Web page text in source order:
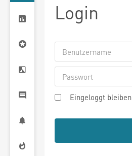
Login
Eingeloggt bleiben